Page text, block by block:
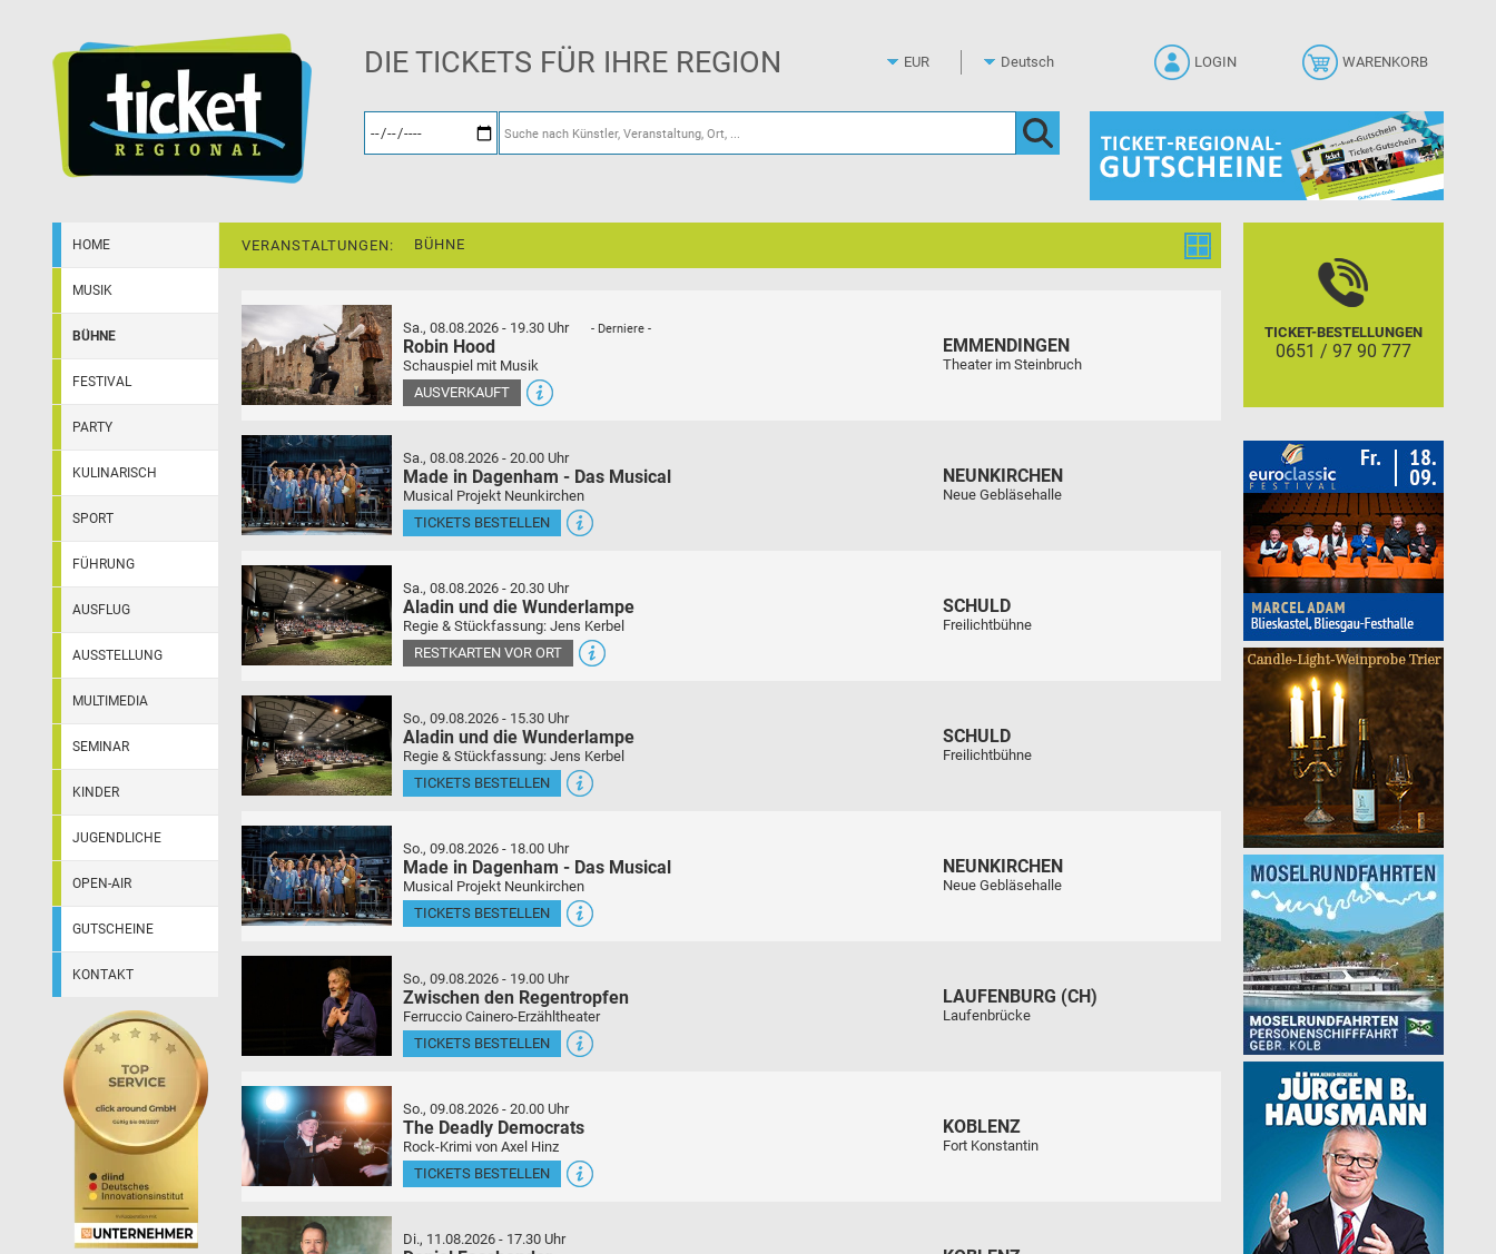
DIE TICKETS FÜR IHRE REGION
HOME
MUSIK
BÜHNE
FESTIVAL
PARTY
KULINARISCH
SPORT
FÜHRUNG
AUSFLUG
AUSSTELLUNG
MULTIMEDIA
SEMINAR
KINDER
JUGENDLICHE
OPEN-AIR
GUTSCHEINE
KONTAKT
VERANSTALTUNGEN: BÜHNE
Sa., 08.08.2026 - 19.30 Uhr - Derniere -
Robin Hood
Schauspiel mit Musik
AUSVERKAUFT
EMMENDINGEN
Theater im Steinbruch
Sa., 08.08.2026 - 20.00 Uhr
Made in Dagenham - Das Musical
Musical Projekt Neunkirchen
TICKETS BESTELLEN
NEUNKIRCHEN
Neue Gebläsehalle
Sa., 08.08.2026 - 20.30 Uhr
Aladin und die Wunderlampe
Regie & Stückfassung: Jens Kerbel
RESTKARTEN VOR ORT
SCHULD
Freilichtbühne
So., 09.08.2026 - 15.30 Uhr
Aladin und die Wunderlampe
Regie & Stückfassung: Jens Kerbel
TICKETS BESTELLEN
SCHULD
Freilichtbühne
So., 09.08.2026 - 18.00 Uhr
Made in Dagenham - Das Musical
Musical Projekt Neunkirchen
TICKETS BESTELLEN
NEUNKIRCHEN
Neue Gebläsehalle
So., 09.08.2026 - 19.00 Uhr
Zwischen den Regentropfen
Ferruccio Cainero-Erzähltheater
TICKETS BESTELLEN
LAUFENBURG (CH)
Laufenbrücke
So., 09.08.2026 - 20.00 Uhr
The Deadly Democrats
Rock-Krimi von Axel Hinz
TICKETS BESTELLEN
KOBLENZ
Fort Konstantin
Di., 11.08.2026 - 17.30 Uhr
TICKET-BESTELLUNGEN
0651 / 97 90 777
WARENKORB
LOGIN